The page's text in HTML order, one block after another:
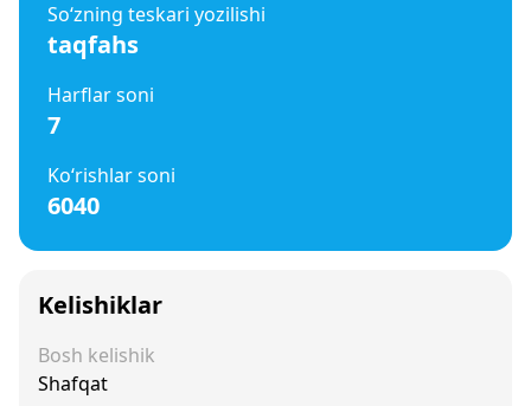
So‘zning teskari yozilishi
taqfahs
Harflar soni
7
Ko‘rishlar soni
6040
Kelishiklar
Bosh kelishik
Shafqat